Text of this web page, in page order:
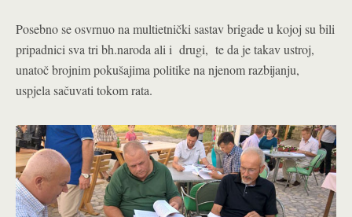
Posebno se osvrnuo na multietnički sastav brigade u kojoj su bili
pripadnici sva tri bh.naroda ali i drugi, te da je takav ustroj,
unatoč brojnim pokušajima politike na njenom razbijanju,
uspjela sačuvati tokom rata.